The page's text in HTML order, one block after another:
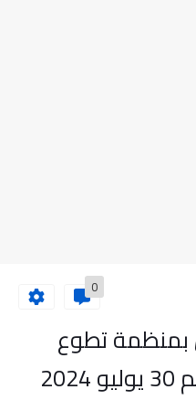
0
بمنظمة تطوع